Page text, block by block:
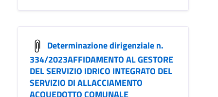
Determinazione dirigenziale n.
334/2023AFFIDAMENTO AL GESTORE
DEL SERVIZIO IDRICO INTEGRATO DEL
SERVIZIO DI ALLACCIAMENTO